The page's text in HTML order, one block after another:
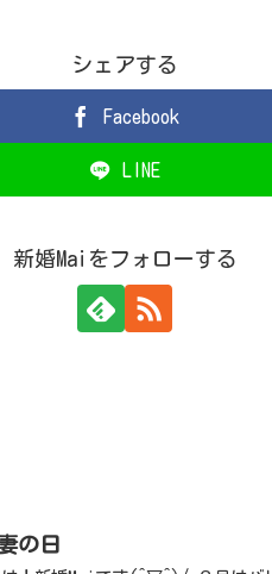
シェアする
Facebook
LINE
新婚Maiをフォローする
の日